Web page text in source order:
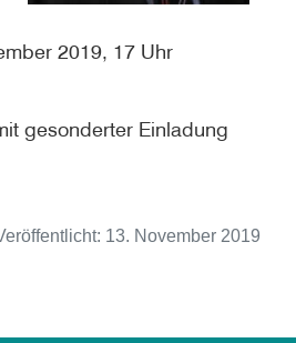
2019, 17 Uhr
gesonderter Einladung
13. November 2019